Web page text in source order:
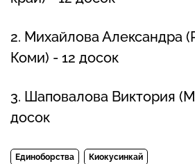
2. Михайлова Александра
Коми) - 12 досок
3. Шаповалова Виктория
досок
Единоборства Киокусинкай